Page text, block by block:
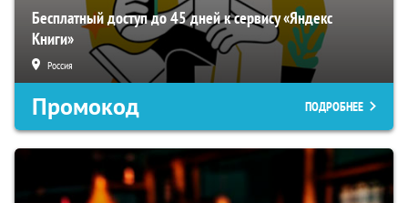
Бесплатный доступ до 45 дней к сервису «Яндекс
Книги»
Россия
Промокод ПОДРОБНЕЕ